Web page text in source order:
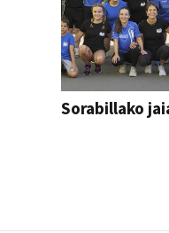
Sorabillako